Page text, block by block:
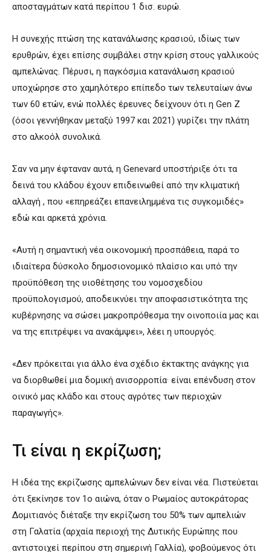
αποσταγμάτων κατά περίπου 1 δισ. ευρώ.
Η συνεχής πτώση της κατανάλωσης κρασιού, ιδίως των
ερυθρών, έχει επίσης συμβάλει στην κρίση στους γαλλικούς
αμπελώνας. Πέρυσι, η παγκόσμια κατανάλωση κρασιού
υποχώρησε στο χαμηλότερο επίπεδο των τελευταίων άνω
των 60 ετών, ενώ πολλές έρευνες δείχνουν ότι η Gen Z
(όσοι γεννήθηκαν μεταξύ 1997 και 2021) γυρίζει την πλάτη
στο αλκοόλ συνολικά.
Σαν να μην έφταναν αυτά, η Genevard υποστήριξε ότι τα
δεινά του κλάδου έχουν επιδεινωθεί από την κλιματική
αλλαγή , που «επηρεάζει επανειλημμένα τις συγκομιδές»
εδώ και αρκετά χρόνια.
«Αυτή η σημαντική νέα οικονομική προσπάθεια, παρά το
ιδιαίτερα δύσκολο δημοσιονομικό πλαίσιο και υπό την
προϋπόθεση της υιοθέτησης του νομοσχεδίου
προϋπολογισμού, αποδεικνύει την αποφασιστικότητα της
κυβέρνησης να σώσει μακροπρόθεσμα την οινοποιία μας και
να της επιτρέψει να ανακάμψει», λέει η υπουργός.
«Δεν πρόκειται για άλλο ένα σχέδιο έκτακτης ανάγκης για
να διορθωθεί μια δομική ανισορροπία· είναι επένδυση στον
οινικό μας κλάδο και στους αγρότες των περιοχών
παραγωγής».
Τι είναι η εκρίζωση;
Η ιδέα της εκρίζωσης αμπελώνων δεν είναι νέα. Πιστεύεται
ότι ξεκίνησε τον 1ο αιώνα, όταν ο Ρωμαίος αυτοκράτορας
Δομιτιανός διέταξε την εκρίζωση του 50% των αμπελιών
στη Γαλατία (αρχαία περιοχή της Δυτικής Ευρώπης που
αντιστοιχεί περίπου στη σημερινή Γαλλία), φοβούμενος ότι